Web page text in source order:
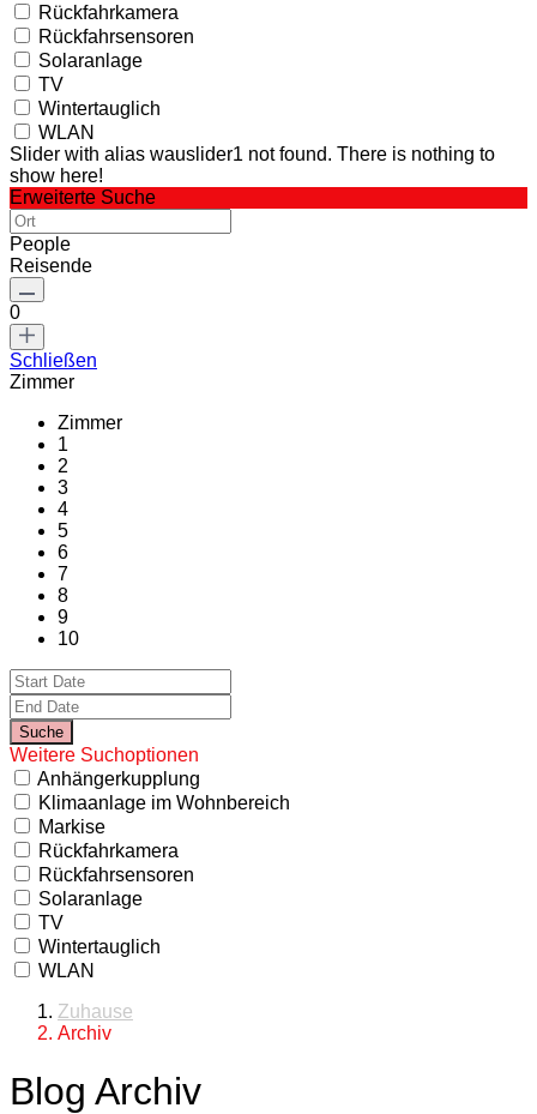
Rückfahrkamera
Rückfahrsensoren
Solaranlage
TV
Wintertauglich
WLAN
Slider with alias wauslider1 not found. There is nothing to
show here!
Erweiterte Suche
People
Reisende
0
Schließen
Zimmer
Zimmer
1
2
3
4
5
6
7
8
9
10
Weitere Suchoptionen
Anhängerkupplung
Klimaanlage im Wohnbereich
Markise
Rückfahrkamera
Rückfahrsensoren
Solaranlage
TV
Wintertauglich
WLAN
Zuhause
Archiv
Blog Archiv